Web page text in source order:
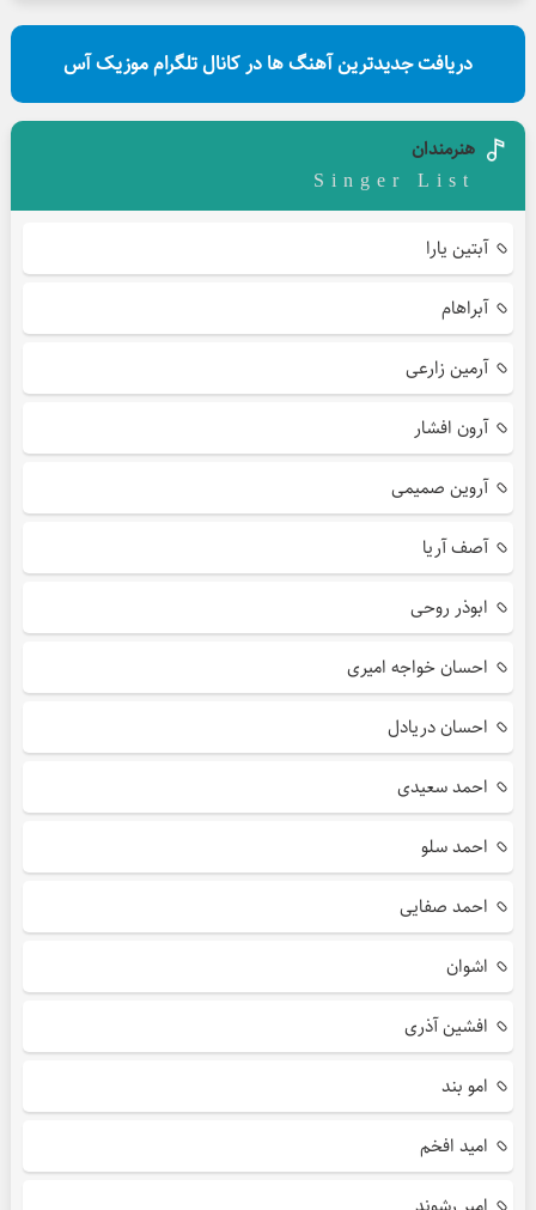
دریافت جدیدترین آهنگ ها در کانال تلگرام موزیک آس
هنرمندان
Singer List
آبتین یارا
آبراهام
آرمین زارعی
آرون افشار
آروین صمیمی
آصف آریا
ابوذر روحی
احسان خواجه امیری
احسان دریادل
احمد سعیدی
احمد سلو
احمد صفایی
اشوان
افشین آذری
امو بند
امید افخم